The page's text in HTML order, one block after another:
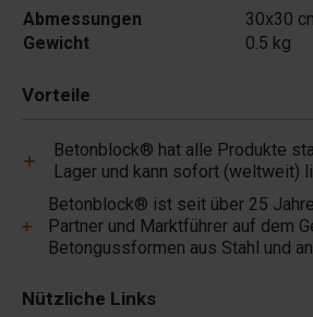
Abmessungen
30x30
Gewicht
0.5 kg
Vorteile
Betonblock® hat alle Produkte
Lager und kann sofort (weltweit)
Betonblock® ist seit über 25
Partner und Marktführer auf dem
Betongussformen aus Stahl und
Nützliche Links